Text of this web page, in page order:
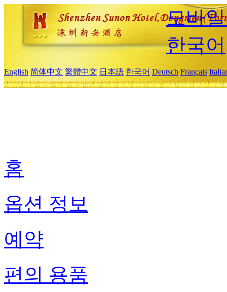
모바
한국어
English 简体中文 繁體中文 日本語 한국어 Deutsch Français
홈
옵션 정보
예약
편의 용품